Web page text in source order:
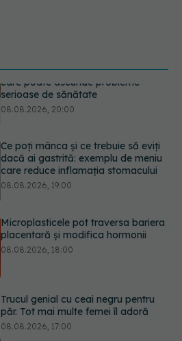
Ce poți mânca și ce trebuie să eviți
dacă ai gastrită: exemplu de meniu
08.08.2026, 19:00
Microplasticele pot traversa bariera
placentară și modifica hormonii
Trucul genial cu ceai negru pentru
Medicamentul folosit de peste 60 de